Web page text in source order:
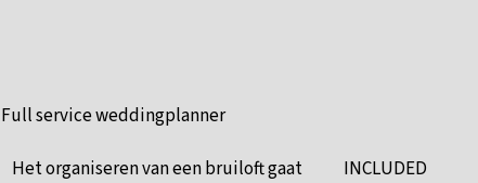
Full service weddingplanner
Het organiseren van een bruiloft gaat
INCLUDED